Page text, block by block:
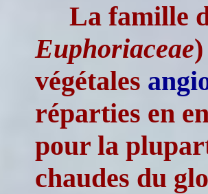
La famille
Euphoriaceae
végétales
réparties en
pour la
chaudes du